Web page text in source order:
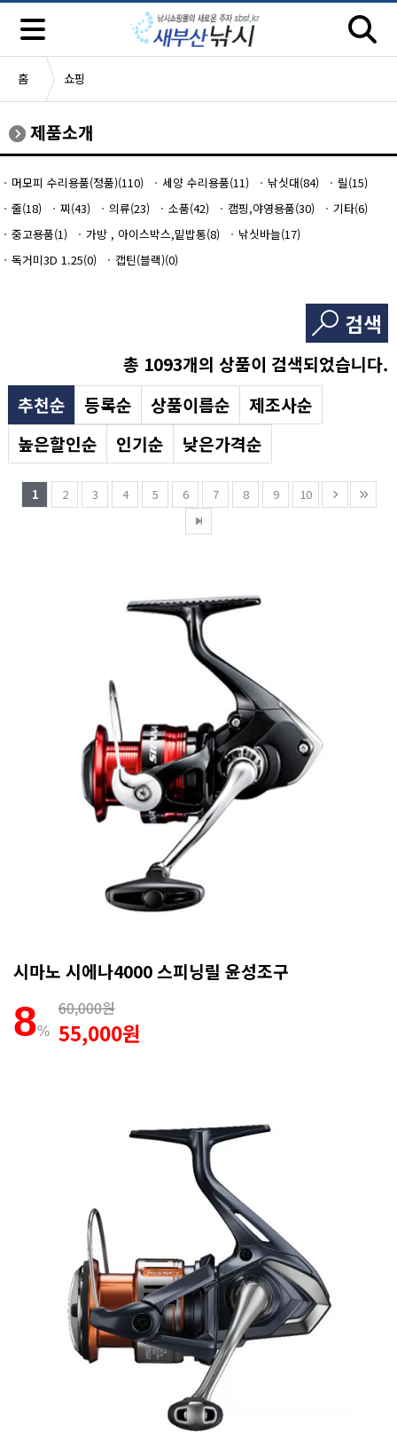
홈 쇼핑
제품소개
머모피 수리용품(정품)(110) 세양 수리용품(11) 낚싯대(84)
릴(15)
줄(18)
찌(43) 의류(23) 소품(42) 캠핑,야영용품(30)
기타(6)
중고용품(1)
가방 , 아이스박스,밑밥통(8)
낚싯바늘(17)
독거미3D 1.25(0)
캡틴(블랙)(0)
검색
총 1093개의 상품이 검색되었습니다.
추천순
등록순 상품이름순
제조사순
높은할인순
인기순 낮은가격순
1 2 3 4 5 6 7 8 9 10
시마노 시에나4000 스피닝릴 윤성조구
8%
60,000원
55,000원